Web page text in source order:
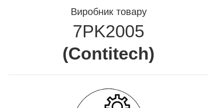
Виробник товару
7PK2005
(Contitech)